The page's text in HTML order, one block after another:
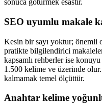
sonuca götürmek esastır.
SEO uyumlu makale
Kesin bir sayı yoktur; önemli
pratikte bilgilendirici
kapsamlı rehberler ise
1.500 kelime ve üzerinde
kalmamak temel ölçüttür.
Anahtar kelime